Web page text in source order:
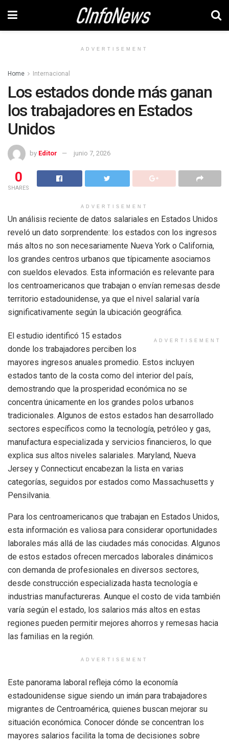
ADVERTISEMENT
Home Internacional
Los estados donde más ganan
los trabajadores en Estados
Unidos
by Editor junio 7, 2026
0
SHARES
ADVERTISEMENT
Un análisis reciente de datos salariales en Estados Unidos
reveló un dato sorprendente: los estados con los ingresos
más altos no son necesariamente Nueva York o California,
los grandes centros urbanos que típicamente asociamos
con sueldos elevados. Esta información es relevante para
los centroamericanos que trabajan o envían remesas desde
territorio estadounidense, ya que el nivel salarial varía
significativamente según la ubicación geográfica.
ADVERTISEMENT
El estudio identificó 15 estados
donde los trabajadores perciben los
mayores ingresos anuales promedio. Estos incluyen
estados tanto de la costa como del interior del país,
demostrando que la prosperidad económica no se
concentra únicamente en los grandes polos urbanos
tradicionales. Algunos de estos estados han desarrollado
sectores específicos como la tecnología, petróleo y gas,
manufactura especializada y servicios financieros, lo que
explica sus altos niveles salariales. Maryland, Nueva
Jersey y Connecticut encabezan la lista en varias
categorías, seguidos por estados como Massachusetts y
Pensilvania.
Para los centroamericanos que trabajan en Estados Unidos,
esta información es valiosa para considerar oportunidades
laborales más allá de las ciudades más conocidas. Algunos
de estos estados ofrecen mercados laborales dinámicos
con demanda de profesionales en diversos sectores,
desde construcción especializada hasta tecnología e
industrias manufactureras. Aunque el costo de vida también
varía según el estado, los salarios más altos en estas
regiones pueden permitir mejores ahorros y remesas hacia
las familias en la región.
ADVERTISEMENT
Este panorama laboral refleja cómo la economía
estadounidense sigue siendo un imán para trabajadores
migrantes de Centroamérica, quienes buscan mejorar su
situación económica. Conocer dónde se concentran los
mayores salarios facilita la toma de decisiones sobre